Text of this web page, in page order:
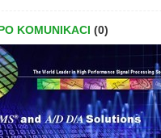
KOMUNIKACI (0)